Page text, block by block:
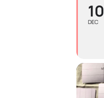
10
DEC